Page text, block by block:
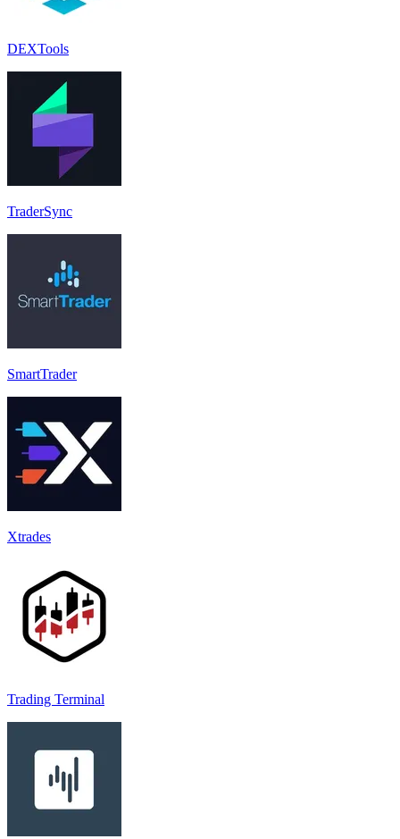
DEXTools
TraderSync
SmartTrader
Xtrades
Trading Terminal